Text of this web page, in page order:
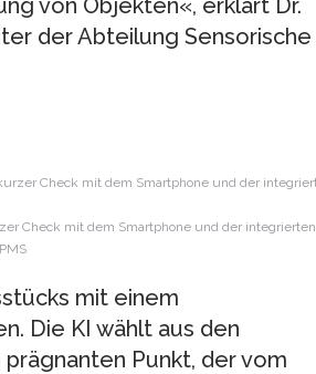
von Objekten«, erklärt Dr.
der Abteilung Sensorische
Check mit dem Smartphone und der integrierten
mit einem
Die KI wählt aus den
Punkt, der vom